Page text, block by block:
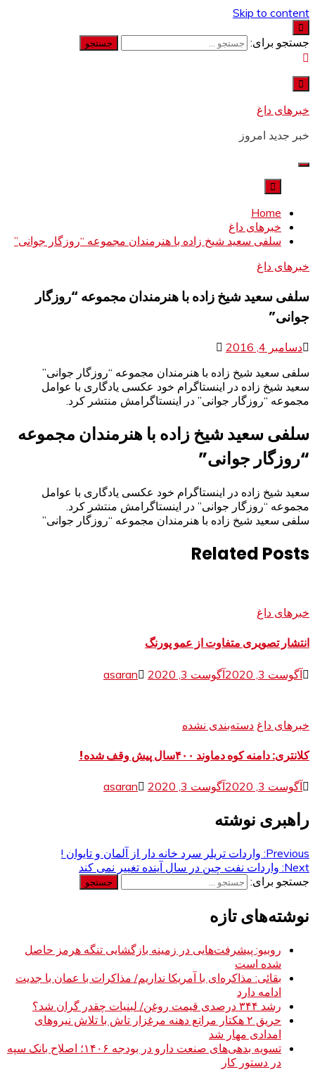
Skip to content
جستجو برای:
خبرهای داغ
خبر جدید امروز
Home
خبرهای داغ
سلفی سعید شیخ زاده با هنرمندان مجموعه “روزگار جوانی”
خبرهای داغ
سلفی سعید شیخ زاده با هنرمندان مجموعه “روزگار
جوانی”
دسامبر 4, 2016
سلفی سعید شیخ زاده با هنرمندان مجموعه “روزگار جوانی”
سعید شیخ زاده در اینستاگرام خود عکسی یادگاری با عوامل
مجموعه “روزگار جوانی” در اینستاگرامش منتشر کرد.
سلفی سعید شیخ زاده با هنرمندان مجموعه
“روزگار جوانی”
سعید شیخ زاده در اینستاگرام خود عکسی یادگاری با عوامل
مجموعه “روزگار جوانی” در اینستاگرامش منتشر کرد.
سلفی سعید شیخ زاده با هنرمندان مجموعه “روزگار جوانی”
Related Posts
خبرهای داغ
انتشار تصویری متفاوت از عمو پورنگ
آگوست 3, 2020 آگوست 3, 2020 asaran
خبرهای داغ دسته‌بندی نشده
کلانتری: دامنه کوه دماوند ۴۰۰سال پیش وقف شده!
آگوست 3, 2020 آگوست 3, 2020 asaran
راهبری نوشته
Previous: واردات تریلر سرد خانه دار از آلمان و تایوان !
Next: واردات نفت چین در سال آینده تغییر نمی کند
جستجو برای:
نوشته‌های تازه
روبیو: پیشرفت‌هایی در زمینه بازگشایی تنگه هرمز حاصل
شده است
بقائی: مذاکره‌ای با آمریکا نداریم/ مذاکرات با عمان با جدیت
ادامه دارد
رشد ۳۴۴ درصدی قیمت روغن/ لبنیات چقدر گران شد؟
حریق ۲ هکتار مراتع دهنه مرغزار تاش با تلاش نیروهای
امدادی مهار شد
تسویه بدهی‌های صنعت دارو در بودجه ۱۴۰۶؛ اصلاح بانک سپه
در دستور کار